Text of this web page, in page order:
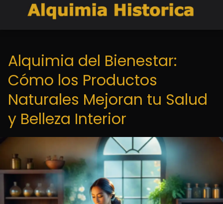
Alquimia del Bienestar:
Cómo los Productos
Naturales Mejoran tu Salud
y Belleza Interior